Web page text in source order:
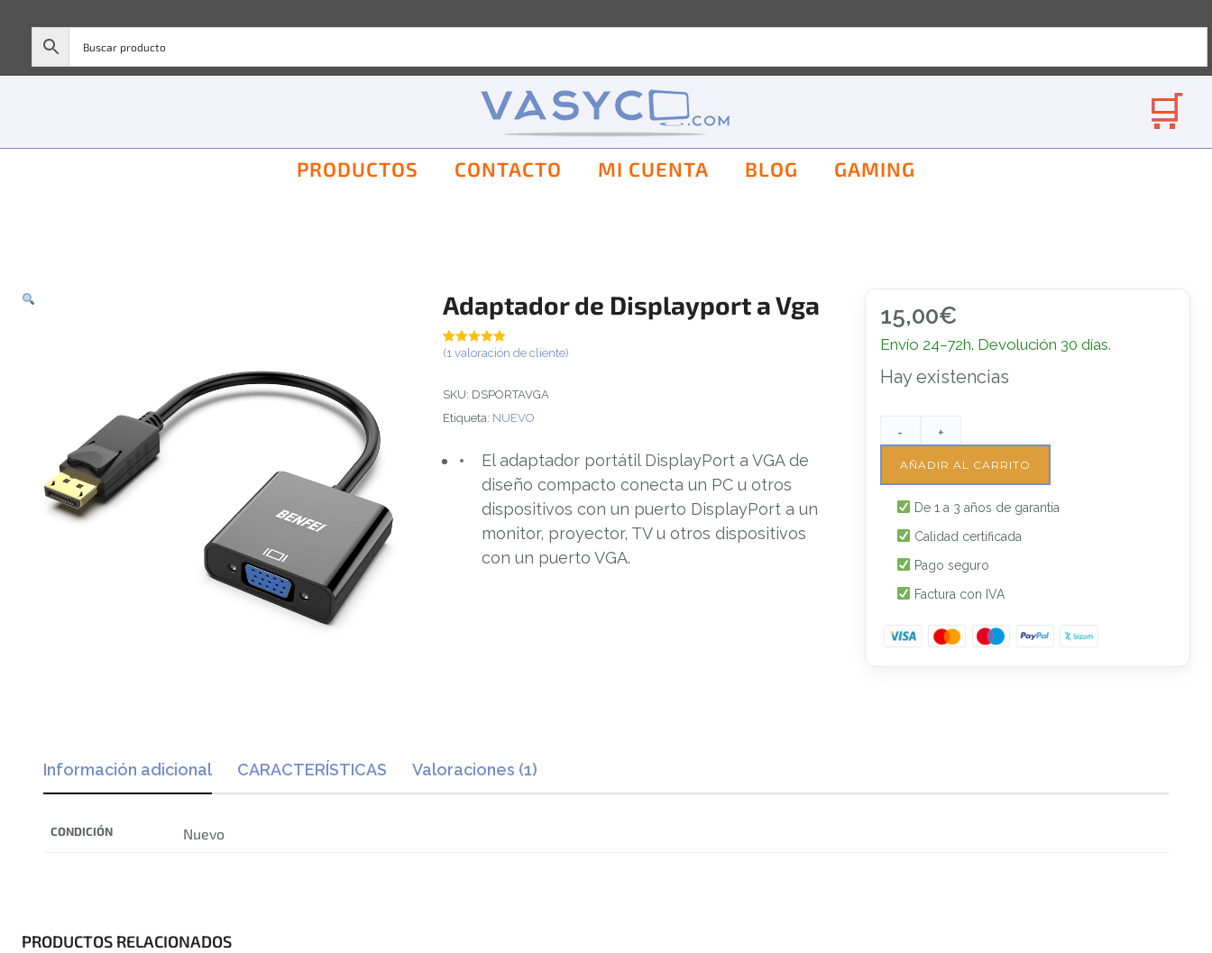
PRODUCTOS CONTACTO MI CUENTA BLOG GAMING
Adaptador de Displayport a Vga
Valorado
con5.00de
1
de un cliente
(1 valoración de cliente)
SKU: DSPORTAVGA
Etiqueta: NUEVO
El adaptador portátil DisplayPort a VGA de
diseño compacto conecta un PC u otros
dispositivos con un puerto DisplayPort a un
monitor, proyector, TV u otros dispositivos
con un puerto VGA.
15,00€
Envío 24–72h. Devolución 30 días.
Hay existencias
- +
AÑADIR AL CARRITO
De 1 a 3 años de garantía
Calidad certificada
Pago seguro
Factura con IVA
Información adicional CARACTERÍSTICAS Valoraciones (1)
CONDICIÓN Nuevo
PRODUCTOS RELACIONADOS